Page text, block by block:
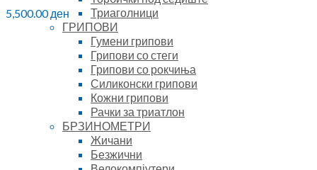
Триаголници
ГРИПОВИ
Гумени грипови
Грипови со стеги
Грипови со рокчиња
Силиконски грипови
Кожни грипови
Рачки за триатлон
БРЗИНОМЕТРИ
Жичани
Безжични
5,500.00ден